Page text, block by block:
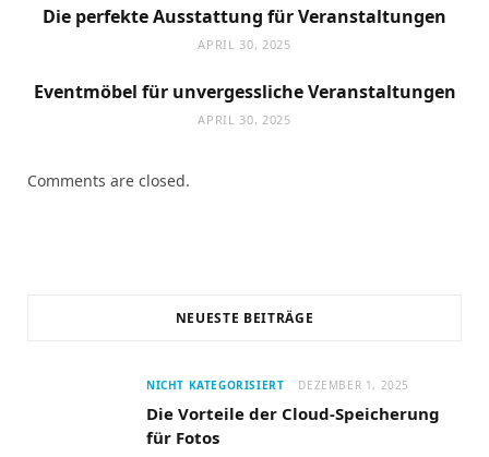
Die perfekte Ausstattung für Veranstaltungen
APRIL 30, 2025
Eventmöbel für unvergessliche Veranstaltungen
APRIL 30, 2025
Comments are closed.
NEUESTE BEITRÄGE
NICHT KATEGORISIERT DEZEMBER 1, 2025
Die Vorteile der Cloud-Speicherung
für Fotos